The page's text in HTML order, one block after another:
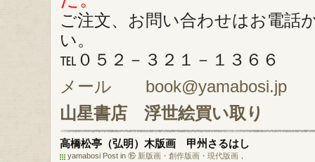
ご注文、お問い合わせはお電話
い。
℡０５２－３２１－１３６６
メール book@yamabosi.jp
山星書店
浮世絵買い取り
高橋松亭（弘明）木版画 甲州さるはし
yamabosi Post in ⑯ 新版画・創作版画・現代版画 ，